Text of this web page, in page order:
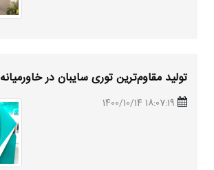
تولید مقاوم‌ترین توری سایبان در خاورمیانه
18:07:19 1400/10/14